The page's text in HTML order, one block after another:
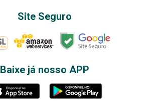
Site Seguro
Baixe já nosso APP